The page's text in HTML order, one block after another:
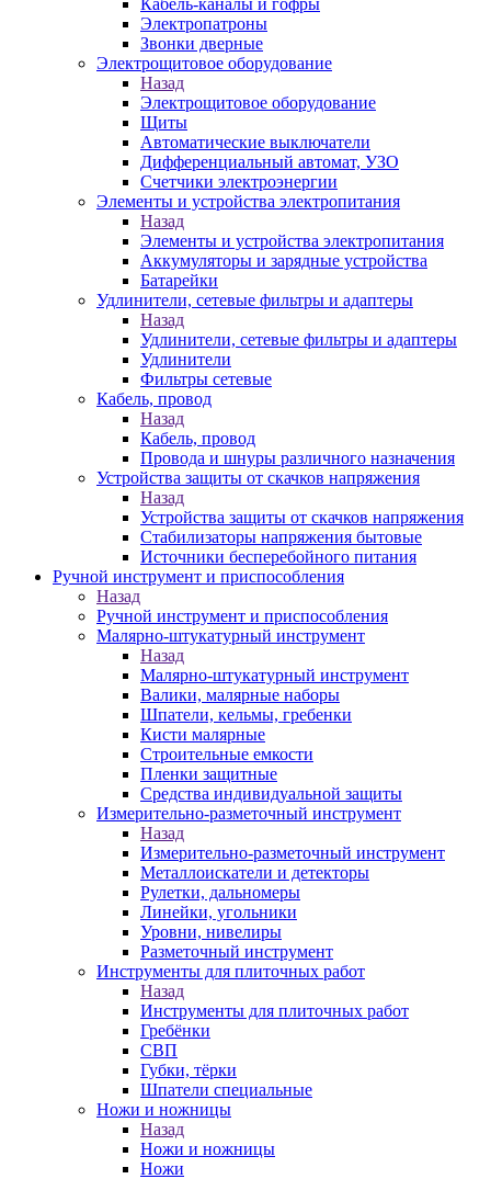
Кабель-каналы и гофры
Электропатроны
Звонки дверные
Электрощитовое оборудование
Назад
Электрощитовое оборудование
Щиты
Автоматические выключатели
Дифференциальный автомат, УЗО
Счетчики электроэнергии
Элементы и устройства электропитания
Назад
Элементы и устройства электропитания
Аккумуляторы и зарядные устройства
Батарейки
Удлинители, сетевые фильтры и адаптеры
Назад
Удлинители, сетевые фильтры и адаптеры
Удлинители
Фильтры сетевые
Кабель, провод
Назад
Кабель, провод
Провода и шнуры различного назначения
Устройства защиты от скачков напряжения
Назад
Устройства защиты от скачков напряжения
Стабилизаторы напряжения бытовые
Источники бесперебойного питания
Ручной инструмент и приспособления
Назад
Ручной инструмент и приспособления
Малярно-штукатурный инструмент
Назад
Малярно-штукатурный инструмент
Валики, малярные наборы
Шпатели, кельмы, гребенки
Кисти малярные
Строительные емкости
Пленки защитные
Средства индивидуальной защиты
Измерительно-разметочный инструмент
Назад
Измерительно-разметочный инструмент
Металлоискатели и детекторы
Рулетки, дальномеры
Линейки, угольники
Уровни, нивелиры
Разметочный инструмент
Инструменты для плиточных работ
Назад
Инструменты для плиточных работ
Гребёнки
СВП
Губки, тёрки
Шпатели специальные
Ножи и ножницы
Назад
Ножи и ножницы
Ножи